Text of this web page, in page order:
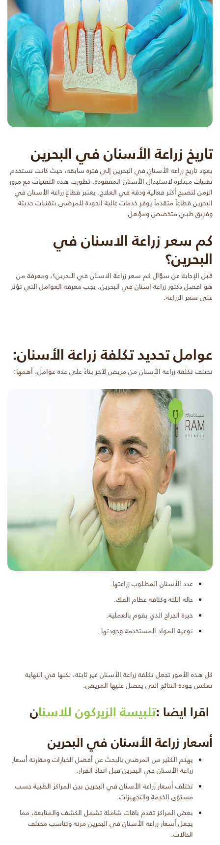
تاريخ زراعة الأسنان في البحرين
يعود تاريخ زراعة الأسنان في البحرين إلى فترة سابقة، حيث كانت تستخدم
تقنيات مبتكرة لاستبدال الأسنان المفقودة. تطورت هذه التقنيات مع مرور
الزمن لتصبح أكثر فعالية ودقة في العلاج. يعتبر قطاع زراعة الأسنان في
البحرين قطاعاً متقدماً يوفر خدمات عالية الجودة للمرضى بتقنيات حديثة
وفريق طبي متخصص ومؤهل.
كم سعر زراعة الاسنان في
البحرين؟
قبل الإجابة عن سؤال كم سعر زراعة الاسنان في البحرين؟، ومعرفة من
هو افضل دكتور زراعة اسنان في البحرين، يجب معرفة العوامل التي تؤثر
على سعر الزراعة.
عوامل تحديد تكلفة زراعة الأسنان:
تختلف تكلفة زراعة الأسنان من مريض لآخر بناءً على عدة عوامل، أهمها:
عدد الأسنان المطلوب زراعتها.
حالة اللثة وكثافة عظام الفك.
خبرة الجراح الذي يقوم بالعملية.
نوعية المواد المستخدمة وجودتها.
كل هذه الأمور تجعل تكلفة زراعة الأسنان غير ثابتة، لكنها في النهاية
تعكس جودة النتائج التي يحصل عليها المريض.
اقرا ايضا :تلبيسة الزيركون للاسنان
أسعار زراعة الأسنان في البحرين
يهتم الكثير من المرضى بالبحث عن أفضل الخيارات ومقارنة أسعار
زراعة الأسنان في البحرين قبل اتخاذ القرار.
تختلف أسعار زراعة الأسنان في البحرين بين المراكز الطبية حسب
مستوى الخدمة والتجهيزات.
بعض المراكز تقدم باقات شاملة تشمل الكشف والمتابعة، مما
يجعل أسعار زراعة الأسنان في البحرين مرنة وتناسب مختلف
الحالات.